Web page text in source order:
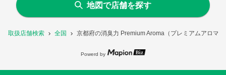
取扱店舗検索 全国 京都府の消臭力 Premium Aroma（プレミアムアロマ
地図で店舗を探す
Powerd by